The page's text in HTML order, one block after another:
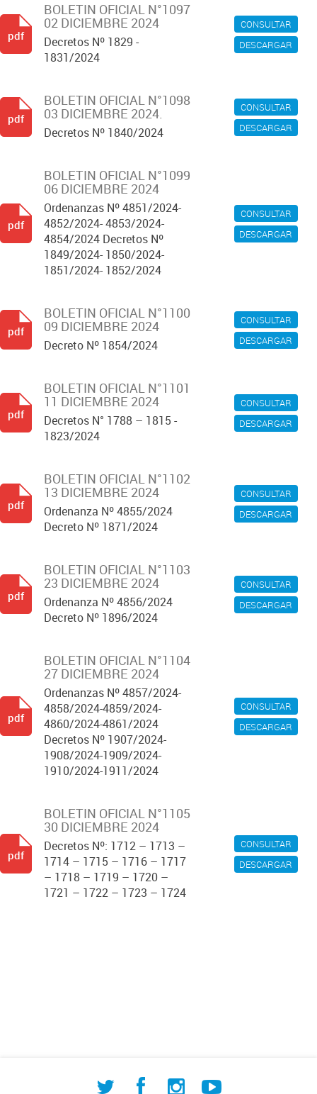
CONSULTAR
DESCARGAR
BOLETIN OFICIAL N°1097
02 DICIEMBRE 2024
Decretos Nº 1829 -
1831/2024
pdf
CONSULTAR
DESCARGAR
BOLETIN OFICIAL N°1098
03 DICIEMBRE 2024.
Decretos Nº 1840/2024
pdf
CONSULTAR
DESCARGAR
BOLETIN OFICIAL N°1099
06 DICIEMBRE 2024
Ordenanzas Nº 4851/2024-
4852/2024- 4853/2024-
4854/2024 Decretos Nº
1849/2024- 1850/2024-
1851/2024- 1852/2024
pdf
CONSULTAR
DESCARGAR
BOLETIN OFICIAL N°1100
09 DICIEMBRE 2024
Decreto Nº 1854/2024
pdf
CONSULTAR
DESCARGAR
BOLETIN OFICIAL N°1101
11 DICIEMBRE 2024
Decretos N° 1788 – 1815 -
1823/2024
pdf
CONSULTAR
DESCARGAR
BOLETIN OFICIAL N°1102
13 DICIEMBRE 2024
Ordenanza Nº 4855/2024
Decreto Nº 1871/2024
pdf
CONSULTAR
DESCARGAR
BOLETIN OFICIAL N°1103
23 DICIEMBRE 2024
Ordenanza Nº 4856/2024
Decreto Nº 1896/2024
pdf
CONSULTAR
DESCARGAR
BOLETIN OFICIAL N°1104
27 DICIEMBRE 2024
Ordenanzas Nº 4857/2024-
4858/2024-4859/2024-
4860/2024-4861/2024
Decretos Nº 1907/2024-
1908/2024-1909/2024-
1910/2024-1911/2024
pdf
CONSULTAR
DESCARGAR
BOLETIN OFICIAL N°1105
30 DICIEMBRE 2024
Decretos Nº: 1712 – 1713 –
1714 – 1715 – 1716 – 1717
– 1718 – 1719 – 1720 –
1721 – 1722 – 1723 – 1724
pdf